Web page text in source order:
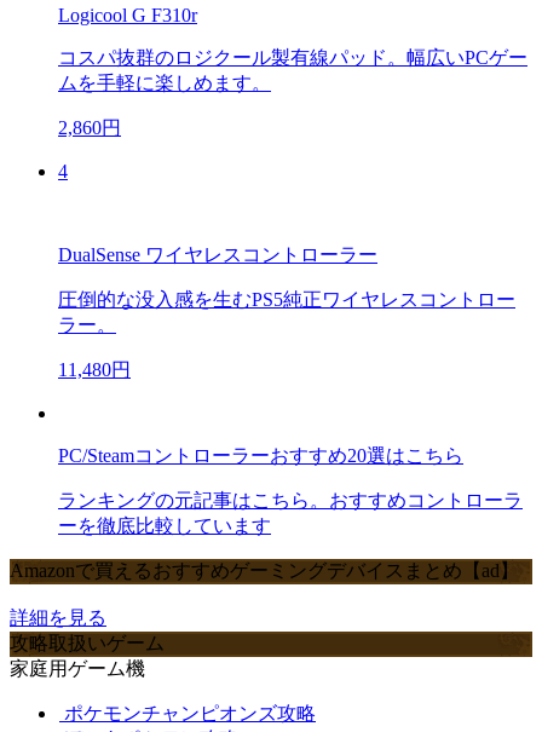
Logicool G F310r
コスパ抜群のロジクール製有線パッド。幅広いPCゲー
ムを手軽に楽しめます。
2,860円
4
DualSense ワイヤレスコントローラー
圧倒的な没入感を生むPS5純正ワイヤレスコントロー
ラー。
11,480円
PC/Steamコントローラーおすすめ20選はこちら
ランキングの元記事はこちら。おすすめコントローラ
ーを徹底比較しています
Amazonで買えるおすすめゲーミングデバイスまとめ【ad】
詳細を見る
攻略取扱いゲーム
家庭用ゲーム機
ポケモンチャンピオンズ攻略